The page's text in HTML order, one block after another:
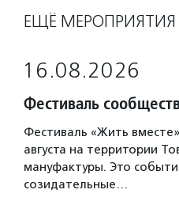
ЕЩЁ МЕРОПРИЯТИЯ
16.08.2026
Фестиваль
Фестиваль «Жить
августа на территории
мануфактуры. Это
созидательные…